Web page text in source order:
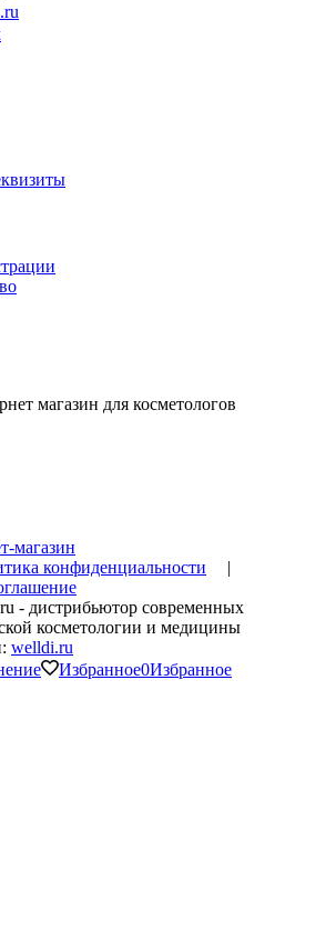
магазин для косметологов
магазин
конфиденциальности
|
- дистрибьютор современных
косметологии и медицины
welldi.ru
Избранное0Избранное